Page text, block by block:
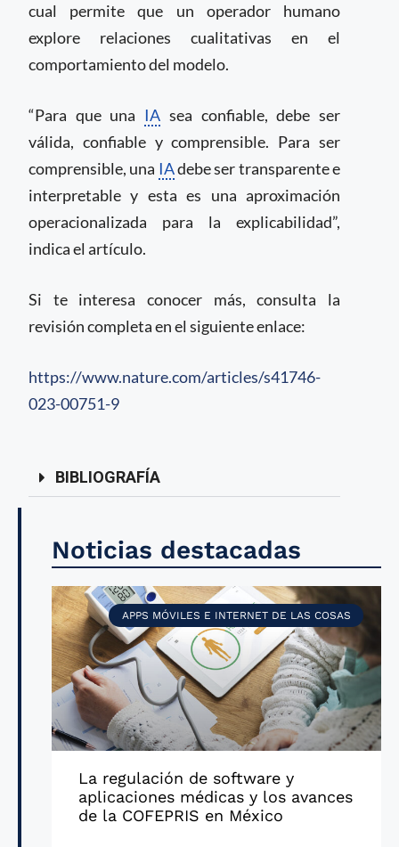
cual permite que un operador humano
explore relaciones cualitativas en el
comportamiento del modelo.
“Para que una IA sea confiable, debe ser
válida, confiable y comprensible. Para ser
comprensible, una IAdebe ser transparente e
interpretable y esta es una aproximación
operacionalizada para la explicabilidad”,
indica el artículo.
Si te interesa conocer más, consulta la
revisión completa en el siguiente enlace:
https://www.nature.com/articles/s41746-
023-00751-9
BIBLIOGRAFÍA
Noticias destacadas
APPS MÓVILES E INTERNET DE LAS COSAS
La regulación de software y
aplicaciones médicas y los avances
de la COFEPRIS en México